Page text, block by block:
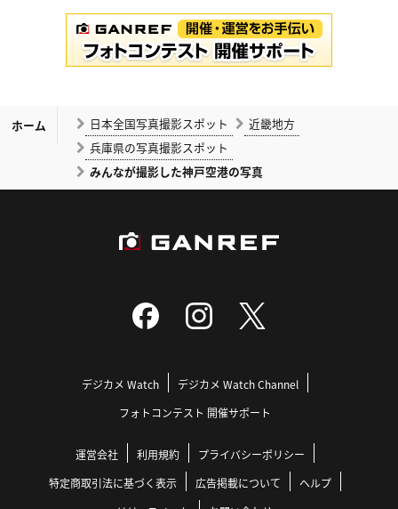
ホーム 日本全国写真撮影スポット
近畿地方
兵庫県の写真撮影スポット
みんなが撮影した神戸空港の写真
デジカメ Watch
デジカメ Watch Channel
フォトコンテスト 開催サポート
運営会社 利用規約
プライバシーポリシー
特定商取引法に基づく表示
広告掲載について
ヘルプ